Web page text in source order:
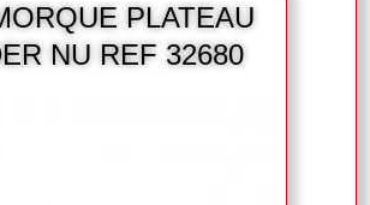
PLATEAU
NU REF 32680